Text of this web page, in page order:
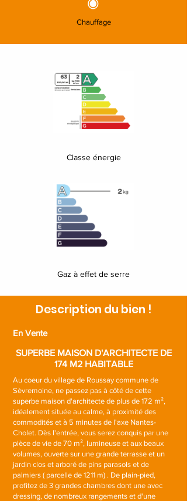
Chauffage
Classe énergie
Gaz à effet de serre
Description du bien !
En Vente
SUPERBE MAISON D'ARCHITECTE DE
174 M2 HABITABLE
Au coeur du village de Roussay commune de
Sèvremoine, ne passez pas à côté de cette
superbe maison d'architecte de plus de 172 m²,
idéalement située au calme, à proximité des
commodités et à 5 minutes de l'axe Nantes-
Cholet. Dès l'entrée, vous serez conquis par une
pièce de vie de 70 m², lumineuse et aux beaux
volumes, ouverte sur une grande terrasse et un
jardin clos et arboré de pins parasols et de
palmiers ( parcelle de 1211 m) . De plain-pied,
profitez de 3 grandes chambres dont une avec
dressing, de nombreux rangements et d'une